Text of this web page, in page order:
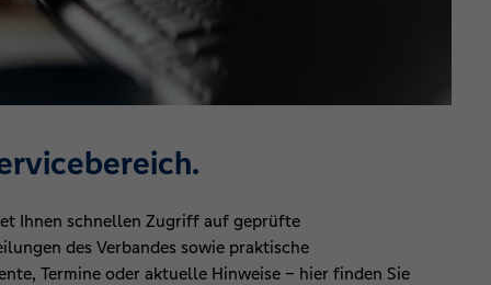
Ihnen schnellen Zugriff auf geprüfte
des Verbandes sowie praktische
Termine oder aktuelle Hinweise – hier finden Sie